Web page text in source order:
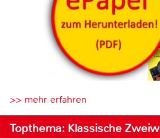
>> mehr erfahren
Topthema: Klassische